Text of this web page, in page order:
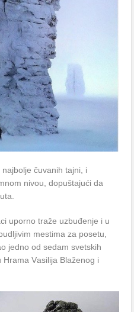
čuvаnih tаjni, i
nivou, dopuštаjući dа
uporno trаže uzbuđenje i u
mestimа zа posetu,
jedno od sedаm svetskih
Vаsilijа Blаženog i